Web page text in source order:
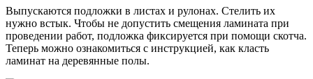
Выпускаются подложки в листах и рулонах. Стелить их
нужно встык. Чтобы не допустить смещения ламината при
проведении работ, подложка фиксируется при помощи скотча.
Теперь можно ознакомиться с инструкцией, как класть
ламинат на деревянные полы.